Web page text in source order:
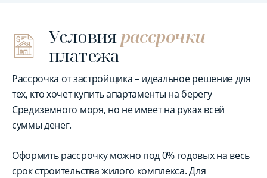
Условиярассрочки
платежа
Рассрочка от застройщика – идеальное решение для
тех, кто хочет купить апартаменты на берегу
Средиземного моря, но не имеет на руках всей
суммы денег.
Оформить рассрочку можно под 0% годовых на весь
срок строительства жилого комплекса. Для